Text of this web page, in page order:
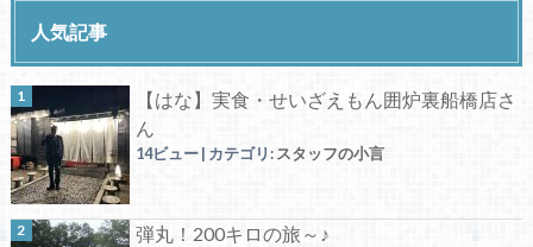
人気記事
【はな】実食・せいざえもん囲炉裏船橋店さ
ん
14ビュー| カテゴリ: スタッフの小言
弾丸！200キロの旅～♪